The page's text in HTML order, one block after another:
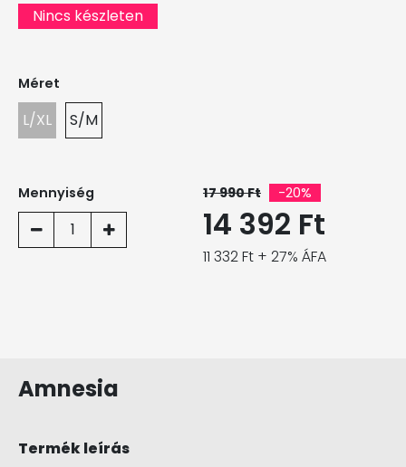
Nincs készleten
Méret
L/XL S/M
Mennyiség
1
17 990 Ft -20%
14 392 Ft
11 332 Ft + 27% ÁFA
Amnesia
Termék leírás